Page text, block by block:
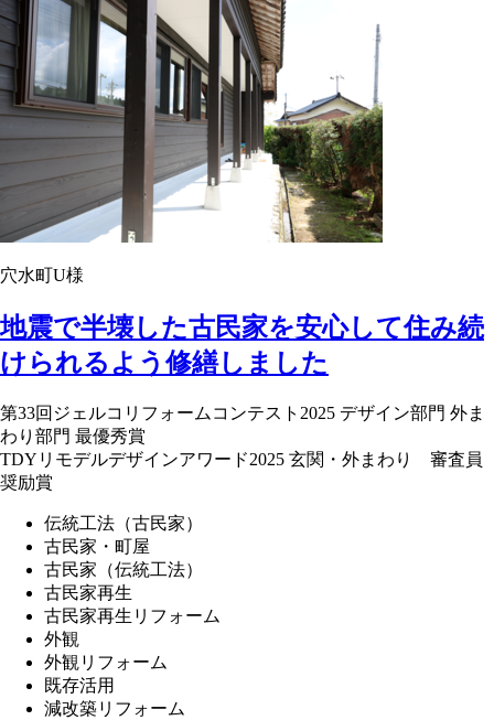
穴水町U様
地震で半壊した古民家を安心して住み続
けられるよう修繕しました
第33回ジェルコリフォームコンテスト2025 デザイン部門 外ま
わり部門 最優秀賞
TDYリモデルデザインアワード2025 玄関・外まわり 審査員
奨励賞
伝統工法（古民家）
古民家・町屋
古民家（伝統工法）
古民家再生
古民家再生リフォーム
外観
外観リフォーム
既存活用
減改築リフォーム